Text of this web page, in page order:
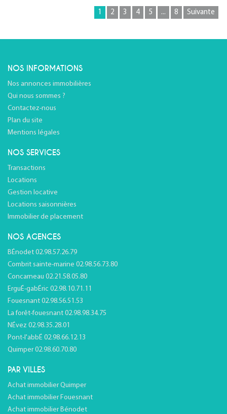
1 2 3 4 5 ... 8 Suivante
NOS INFORMATIONS
Nos annonces immobilières
Qui nous sommes ?
Contactez-nous
Plan du site
Mentions légales
NOS SERVICES
Transactions
Locations
Gestion locative
Locations saisonnières
Immobilier de placement
NOS AGENCES
BÉnodet 02.98.57.26.79
Combrit sainte-marine 02.98.56.73.80
Concarneau 02.21.58.05.80
ErguÉ-gabÉric 02.98.10.71.11
Fouesnant 02.98.56.51.53
La forêt-fouesnant 02.98.98.34.75
NÉvez 02.98.35.28.01
Pont-l'abbÉ 02.98.66.12.13
Quimper 02.98.60.70.80
PAR VILLES
Achat immobilier Quimper
Achat immobilier Fouesnant
Achat immobilier Bénodet